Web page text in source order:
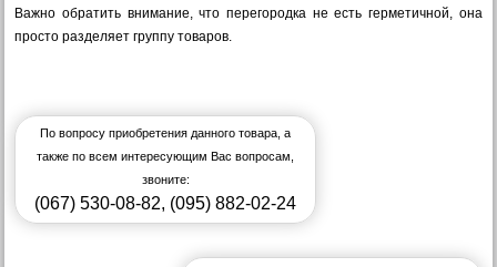
Важно обратить внимание, что перегородка не есть герметичной, она
просто разделяет группу товаров.
По вопросу приобретения данного товара, а
также по всем интересующим Вас вопросам,
звоните:
(067) 530-08-82, (095) 882-02-24